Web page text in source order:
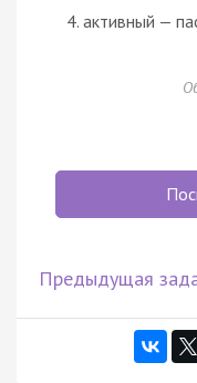
активный —
Предыдущая